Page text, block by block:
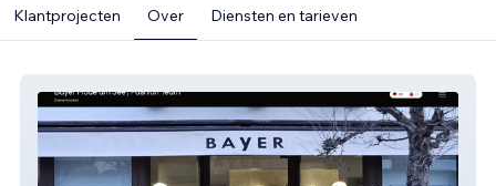
Klantprojecten Over Diensten en tarieven